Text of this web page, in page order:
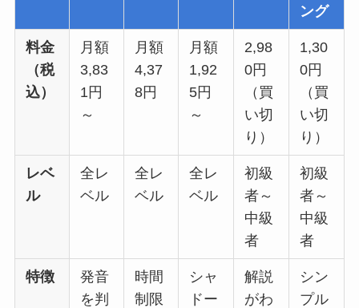
ング
料金
（税
込）
月額
3,83
1円
～
月額
4,37
8円
月額
1,92
5円
～
2,98
0円
（買
い切
り）
1,30
0円
（買
い切
り）
レベ
ル
全レ
ベル
全レ
ベル
全レ
ベル
初級
者～
中級
者
初級
者～
中級
者
特徴
発音
を判
時間
制限
シャ
ドー
解説
がわ
シン
プル